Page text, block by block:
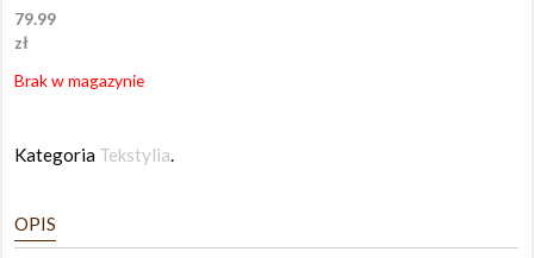
79.99
zł
Brak w magazynie
Kategoria Tekstylia.
OPIS